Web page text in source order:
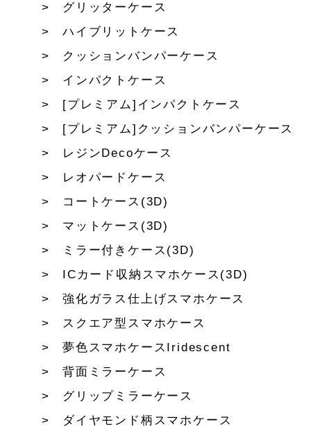
グリッターケース
ハイブリットケース
クッションバンパーケース
インパクトケース
[プレミアム]インパクトケース
[プレミアム]クッションバンパーケース
レジンDecoケース
レオパードケース
コートケース(3D)
マットケース(3D)
ミラー付きケース(3D)
ICカード収納スマホケース(3D)
強化ガラス仕上げスマホケース
スクエア型スマホケース
夢色スマホケースIridescent
背面ミラーケース
グリップミラーケース
ダイヤモンド柄スマホケース